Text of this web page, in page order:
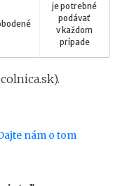
je potrebné
podávať
v každom
prípade
nám o tom